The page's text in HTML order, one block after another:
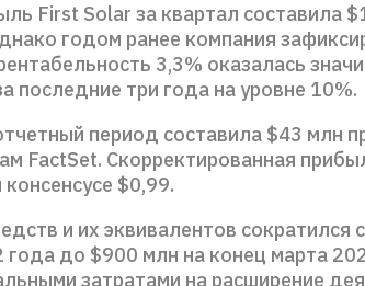
First Solar за квартал составила
годом ранее компания
3,3% оказалась
последние три года на уровне 10%.
период составила $43 млн
FactSet. Скорректированная
$0,99.
и их эквивалентов сократился
года до $900 млн на конец марта
затратами на расширение